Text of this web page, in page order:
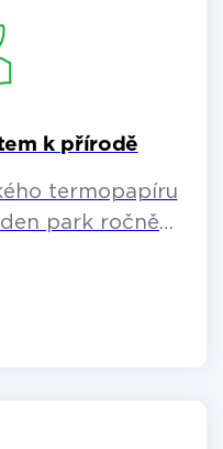
k přírodě
termopapíru
park ročně